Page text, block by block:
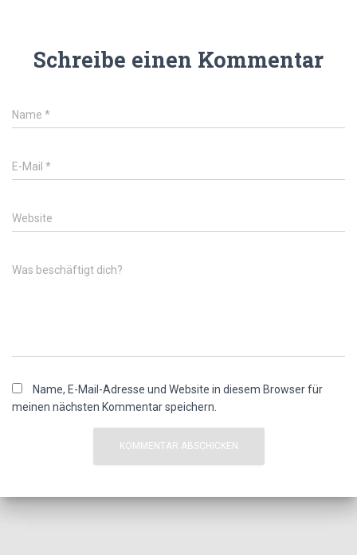
Schreibe einen Kommentar
Name *
E-Mail *
Website
Was beschäftigt dich?
Name, E-Mail-Adresse und Website in diesem Browser für
meinen nächsten Kommentar speichern.